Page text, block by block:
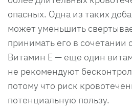
опасных. Одна из таких
может уменьшить
принимать его в сочетании
Витамин Е — еще один
не рекомендуют
потому что риск
потенциальную пользу.